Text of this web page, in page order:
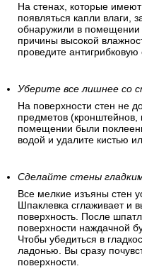
На стенах, которые
появляться капли влаги,
обнаружили в помещении
причины высокой
проведите антигрибковую
Уберите все лишнее со
На поверхности стен не
предметов (кронштейнов,
помещении были
водой и удалите кистью
Сделайте стены
Все мелкие изъяны стен
Шпаклевка сглаживает и
поверхность. После
поверхности наждачной
Чтобы убедиться в
ладонью. Вы сразу
поверхности.